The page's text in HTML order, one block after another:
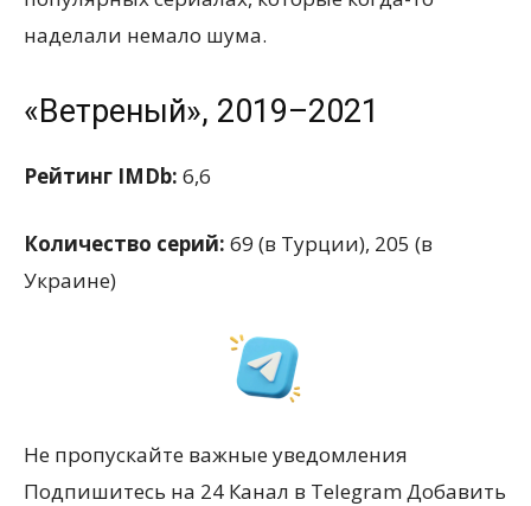
наделали немало шума.
«Ветреный», 2019–2021
Рейтинг IMDb: 6,6
Количество серий: 69 (в Турции), 205 (в
Украине)
Не пропускайте важные уведомления
Подпишитесь на 24 Канал в Telegram Добавить